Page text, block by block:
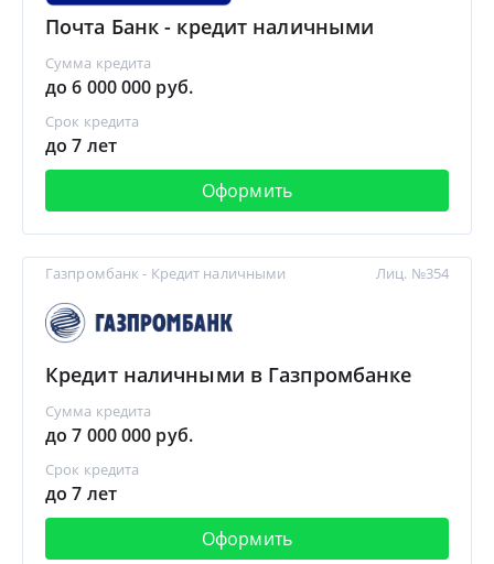
Почта Банк - кредит наличными
Сумма кредита
до 6 000 000 руб.
Срок кредита
до 7 лет
Оформить
Газпромбанк - Кредит наличными
Кредит наличными в Газпромбанке
Сумма кредита
до 7 000 000 руб.
Срок кредита
до 7 лет
Оформить
Лиц. №354